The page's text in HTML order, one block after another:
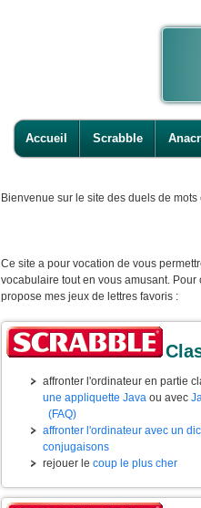
Accueil Scrabble
Bienvenue sur le site des duels de
Ce site a pour vocation de vous
vocabulaire tout en vous amusant. Pour
propose mes jeux de lettres favoris :
affronter l'ordinateur en partie
une appliquette Java ou avec
(FAQ)
affronter l'ordinateur avec un
conjugaisons
rejouer le coup le plus cher